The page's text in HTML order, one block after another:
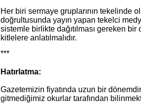
Her biri sermaye gruplarının tekelinde
doğrultusunda yayın yapan tekelci
sistemle birlikte dağıtılması gereken
kitlelere anlatılmalıdır.
***
Hatırlatma:
Gazetemizin fiyatında uzun bir
gitmediğimiz okurlar tarafından